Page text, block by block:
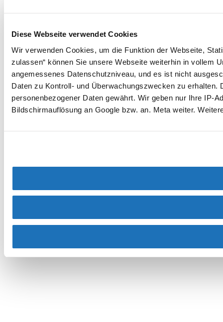
Diese Webseite verwendet Cookies
Wir verwenden Cookies, um die Funktion der Webseite,
zulassen“ können Sie unsere Webseite weiterhin in vollem
angemessenes Datenschutzniveau, und es ist nicht
Daten zu Kontroll- und Überwachungszwecken zu
personenbezogener Daten gewährt. Wir geben nur Ihre IP-
Bildschirmauflösung an Google bzw. an. Meta weiter.